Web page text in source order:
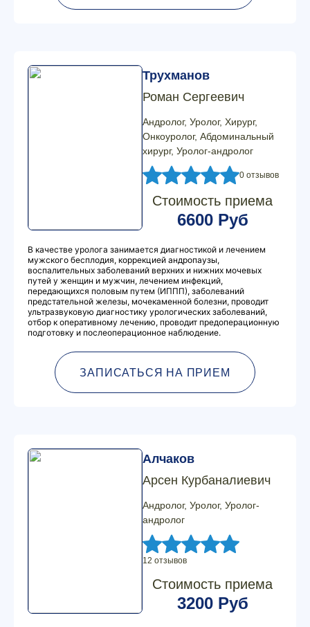
Трухманов
Роман Сергеевич
Андролог, Уролог, Хирург,
Онкоуролог, Абдоминальный
хирург, Уролог-андролог
0 отзывов
Стоимость приема
6600 Руб
В качестве уролога занимается диагностикой и лечением
мужского бесплодия, коррекцией андропаузы,
воспалительных заболеваний верхних и нижних мочевых
путей у женщин и мужчин, лечением инфекций,
передающихся половым путем (ИППП), заболеваний
предстательной железы, мочекаменной болезни, проводит
ультразвуковую диагностику урологических заболеваний,
отбор к оперативному лечению, проводит предоперационную
подготовку и послеоперационное наблюдение.
ЗАПИСАТЬСЯ НА ПРИЕМ
Алчаков
Арсен Курбаналиевич
Андролог, Уролог, Уролог-
андролог
12 отзывов
Стоимость приема
3200 Руб